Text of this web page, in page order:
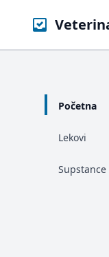
Početna
Lekovi
Supstance